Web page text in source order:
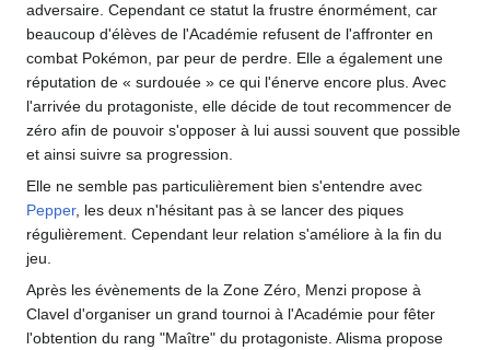
adversaire. Cependant ce statut la frustre énormément, car
beaucoup d'élèves de l'Académie refusent de l'affronter en
combat Pokémon, par peur de perdre. Elle a également une
réputation de « surdouée » ce qui l'énerve encore plus. Avec
l'arrivée du protagoniste, elle décide de tout recommencer de
zéro afin de pouvoir s'opposer à lui aussi souvent que possible
et ainsi suivre sa progression.
Elle ne semble pas particulièrement bien s'entendre avec
Pepper, les deux n'hésitant pas à se lancer des piques
régulièrement. Cependant leur relation s'améliore à la fin du
jeu.
Après les évènements de la Zone Zéro, Menzi propose à
Clavel d'organiser un grand tournoi à l'Académie pour fêter
l'obtention du rang "Maître" du protagoniste. Alisma propose